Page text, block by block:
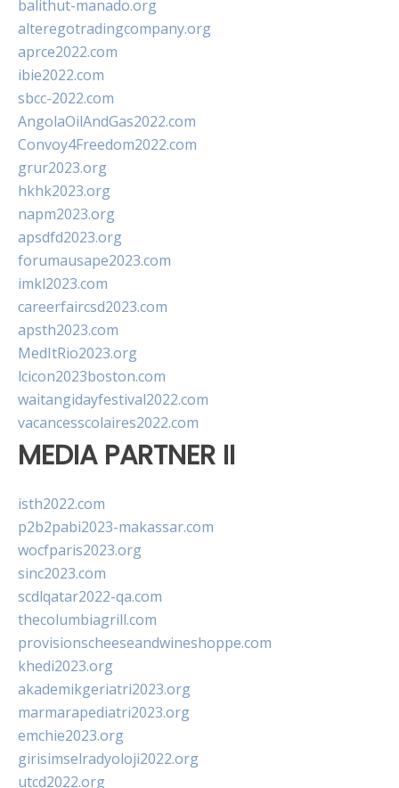
balithut-manado.org
alteregotradingcompany.org
aprce2022.com
ibie2022.com
sbcc-2022.com
AngolaOilAndGas2022.com
Convoy4Freedom2022.com
grur2023.org
hkhk2023.org
napm2023.org
apsdfd2023.org
forumausape2023.com
imkl2023.com
careerfaircsd2023.com
apsth2023.com
MedItRio2023.org
lcicon2023boston.com
waitangidayfestival2022.com
vacancesscolaires2022.com
MEDIA PARTNER II
isth2022.com
p2b2pabi2023-makassar.com
wocfparis2023.org
sinc2023.com
scdlqatar2022-qa.com
thecolumbiagrill.com
provisionscheeseandwineshoppe.com
khedi2023.org
akademikgeriatri2023.org
marmarapediatri2023.org
emchie2023.org
girisimselradyoloji2022.org
utcd2022.org